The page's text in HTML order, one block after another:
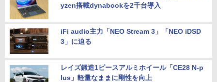
yzen搭載dynabookを2千台導入
iFi audio主力「NEO Stream 3」「NEO iDSD
3」に迫る
レイズ鍛造1ピースアルミホイール「CE28 N-p
lus」軽量なままに剛性を向上